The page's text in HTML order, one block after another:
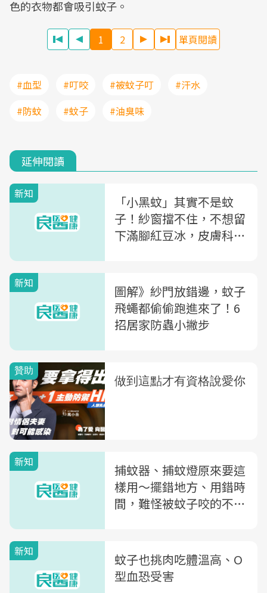
色的衣物都會吸引蚊子。
1 2 單頁閱讀
#血型 #叮咬 #被蚊子叮
#汗水
#防蚊
#蚊子 #油臭味
延伸閱讀
新知
「小黑蚊」其實不是蚊
子！紗窗擋不住，不想留
下滿腳紅豆冰，皮膚科醫
新知
圖解》紗門放錯邊，蚊子
飛蠅都偷偷跑進來了！6
招居家防蟲小撇步
新知
捕蚊器、捕蚊燈原來要這
樣用～擺錯地方、用錯時
間，難怪被蚊子咬的不要
新知
蚊子也挑肉吃體溫高、O
型血恐受害